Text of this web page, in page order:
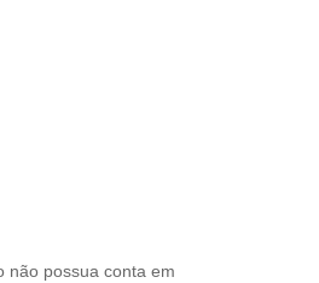
não possua conta em